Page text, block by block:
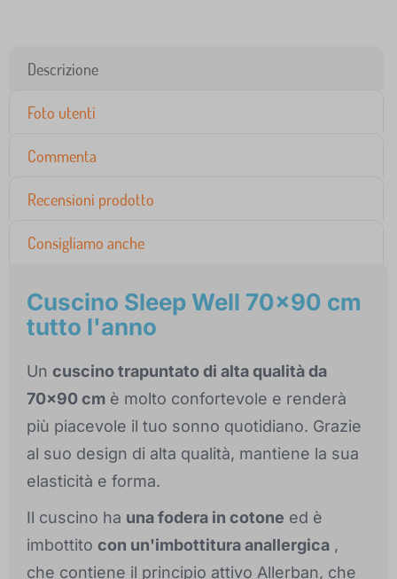
Descrizione
Foto utenti
Commenta
Recensioni prodotto
Consigliamo anche
Cuscino Sleep Well 70x90 cm
tutto l'anno
Un cuscino trapuntato di alta qualità da
70x90 cm è molto confortevole e renderà
più piacevole il tuo sonno quotidiano. Grazie
al suo design di alta qualità, mantiene la sua
elasticità e forma.
Il cuscino ha una fodera in cotone ed è
imbottito con un'imbottitura anallergica ,
che contiene il principio attivo Allerban, che